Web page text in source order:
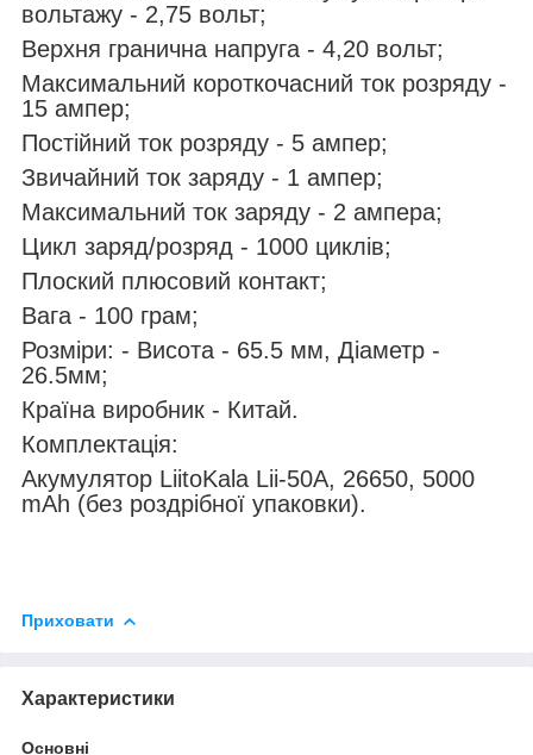
вольтажу - 2,75 вольт;
Верхня гранична напруга - 4,20 вольт;
Максимальний короткочасний ток розряду -
15 ампер;
Постійний ток розряду - 5 ампер;
Звичайний ток заряду - 1 ампер;
Максимальний ток заряду - 2 ампера;
Цикл заряд/розряд - 1000 циклів;
Плоский плюсовий контакт;
Вага - 100 грам;
Розміри: - Висота - 65.5 мм, Діаметр -
26.5мм;
Країна виробник - Китай.
Комплектація:
Акумулятор LiitoKala Lii-50A, 26650, 5000
mAh (без роздрібної упаковки).
Приховати
Характеристики
Основні